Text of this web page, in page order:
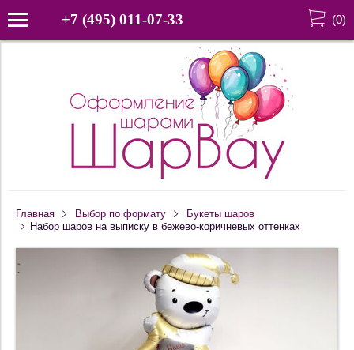
+7 (495) 011-07-33 (0)
Главная Выбор по формату
Букеты шаров
Набор шаров на выписку в бежево-коричневых оттенках